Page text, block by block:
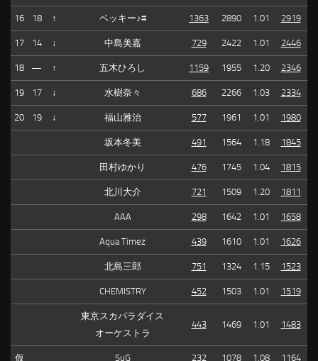
16 18 ↑ ベッキー♪# 1363 2890 1.01 2919
17 14 ↓ 中島美嘉 729 2422 1.01 2446
18 — ↑ 五木ひろし 1159 1955 1.20 2346
19 17 ↓ 水樹奈々 686 2266 1.03 2334
20 19 ↓ 福山雅治 577 1961 1.01 1980
坂本冬美 491 1564 1.18 1845
田村ゆかり 476 1745 1.04 1815
北川大介 721 1509 1.20 1811
AAA 298 1642 1.01 1658
Aqua Timez 439 1610 1.01 1626
北島三郎 751 1324 1.15 1523
CHEMISTRY 452 1503 1.01 1519
東京スカパラダイス
オーケストラ
443 1469 1.01 1483
仮 SuG 232 1078 1.08 1164